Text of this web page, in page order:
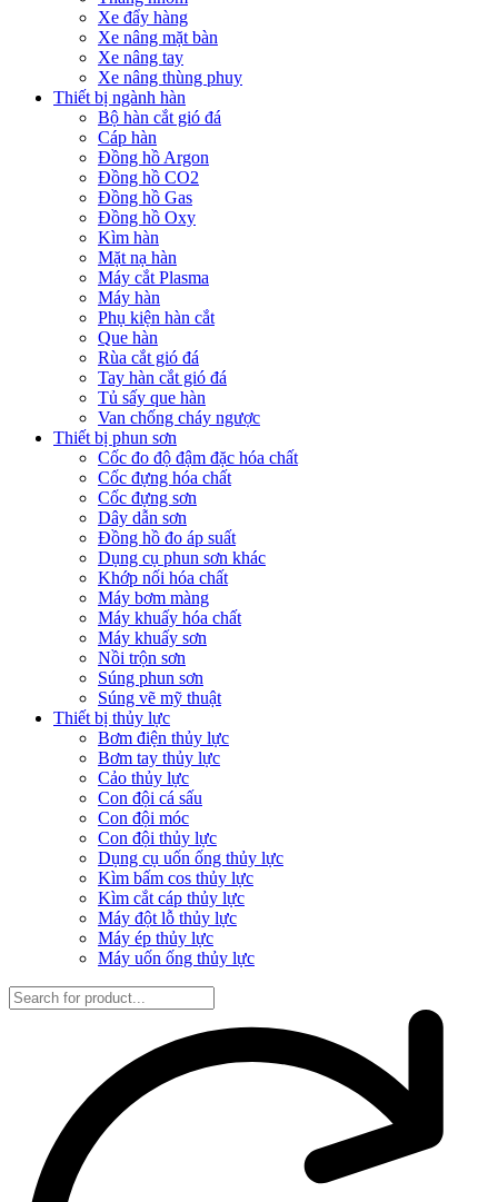
Xe đẩy hàng
Xe nâng mặt bàn
Xe nâng tay
Xe nâng thùng phuy
Thiết bị ngành hàn
Bộ hàn cắt gió đá
Cáp hàn
Đồng hồ Argon
Đồng hồ CO2
Đồng hồ Gas
Đồng hồ Oxy
Kìm hàn
Mặt nạ hàn
Máy cắt Plasma
Máy hàn
Phụ kiện hàn cắt
Que hàn
Rùa cắt gió đá
Tay hàn cắt gió đá
Tủ sấy que hàn
Van chống cháy ngược
Thiết bị phun sơn
Cốc đo độ đậm đặc hóa chất
Cốc đựng hóa chất
Cốc đựng sơn
Dây dẫn sơn
Đồng hồ đo áp suất
Dụng cụ phun sơn khác
Khớp nối hóa chất
Máy bơm màng
Máy khuấy hóa chất
Máy khuấy sơn
Nồi trộn sơn
Súng phun sơn
Súng vẽ mỹ thuật
Thiết bị thủy lực
Bơm điện thủy lực
Bơm tay thủy lực
Cảo thủy lực
Con đội cá sấu
Con đội móc
Con đội thủy lực
Dụng cụ uốn ống thủy lực
Kìm bấm cos thủy lực
Kìm cắt cáp thủy lực
Máy đột lỗ thủy lực
Máy ép thủy lực
Máy uốn ống thủy lực